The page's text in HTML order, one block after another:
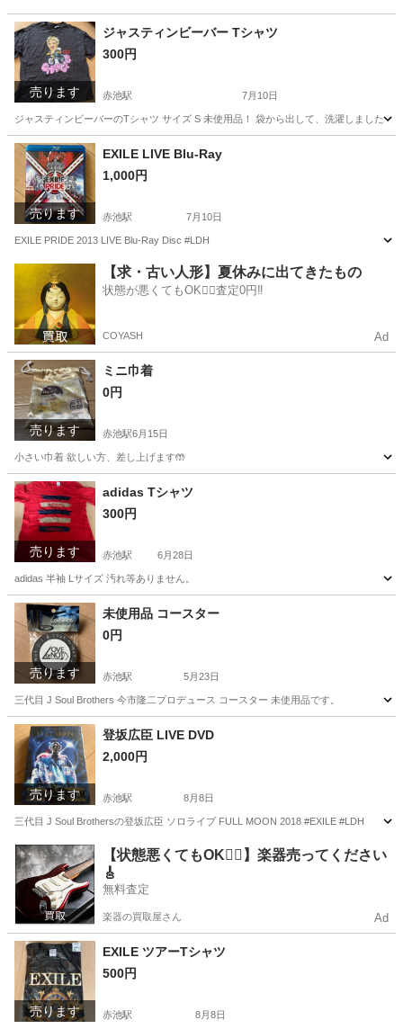
売ります
ジャスティンビーバー Tシャツ
300円
赤池駅 7月10日
ジャスティンビーバーのTシャツ サイズ S 未使用品！ 袋から出して、洗濯しました！
愛知 日進市
売ります
EXILE LIVE Blu-Ray
1,000円
赤池駅 7月10日
EXILE PRIDE 2013 LIVE Blu-Ray Disc #LDH
赤池駅 DVD/ブルーレイ EXILE
【求・古い人形】夏休みに出てきたもの
状態が悪くてもOK🙆‍♀️査定0円‼️
COYASH Ad
売ります
ミニ巾着
0円
赤池駅6月15日
小さい巾着 欲しい方、差し上げます🤲
愛知 日進市
売ります
adidas Tシャツ
300円
赤池駅 6月28日
adidas 半袖 Lサイズ 汚れ等ありません。
愛知 日進市 赤池駅
売ります
未使用品 コースター
0円
赤池駅 5月23日
三代目 J Soul Brothers 今市隆二プロデュース コースター 未使用品です。
愛知 日進市 赤池駅
売ります
登坂広臣 LIVE DVD
2,000円
赤池駅 8月8日
三代目 J Soul Brothersの登坂広臣 ソロライブ FULL MOON 2018 #EXILE #LDH
愛知 日進市 赤池駅 DVD/ブルーレイ LIVE DVD
【状態悪くてもOK🙆‍♀️】楽器売ってください
🎸
無料査定
楽器の買取屋さん Ad
売ります
EXILE ツアーTシャツ
500円
赤池駅 8月8日